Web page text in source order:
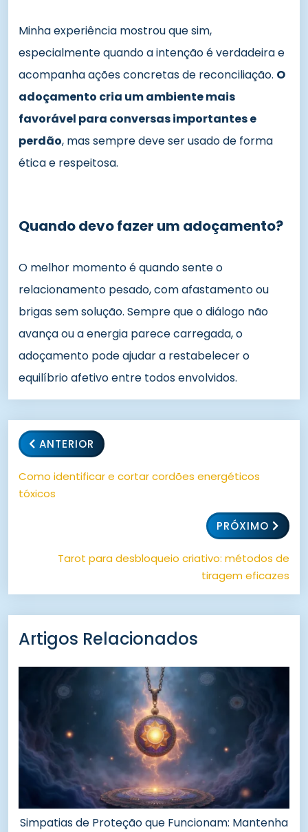
Minha experiência mostrou que sim,
especialmente quando a intenção é verdadeira e
acompanha ações concretas de reconciliação. O
adoçamento cria um ambiente mais
favorável para conversas importantes e
perdão, mas sempre deve ser usado de forma
ética e respeitosa.
Quando devo fazer um adoçamento?
O melhor momento é quando sente o
relacionamento pesado, com afastamento ou
brigas sem solução. Sempre que o diálogo não
avança ou a energia parece carregada, o
adoçamento pode ajudar a restabelecer o
equilíbrio afetivo entre todos envolvidos.
ANTERIOR
Como identificar e cortar cordões energéticos
tóxicos
PRÓXIMO
Tarot para desbloqueio criativo: métodos de
tiragem eficazes
Artigos Relacionados
Simpatias de Proteção que Funcionam: Mantenha